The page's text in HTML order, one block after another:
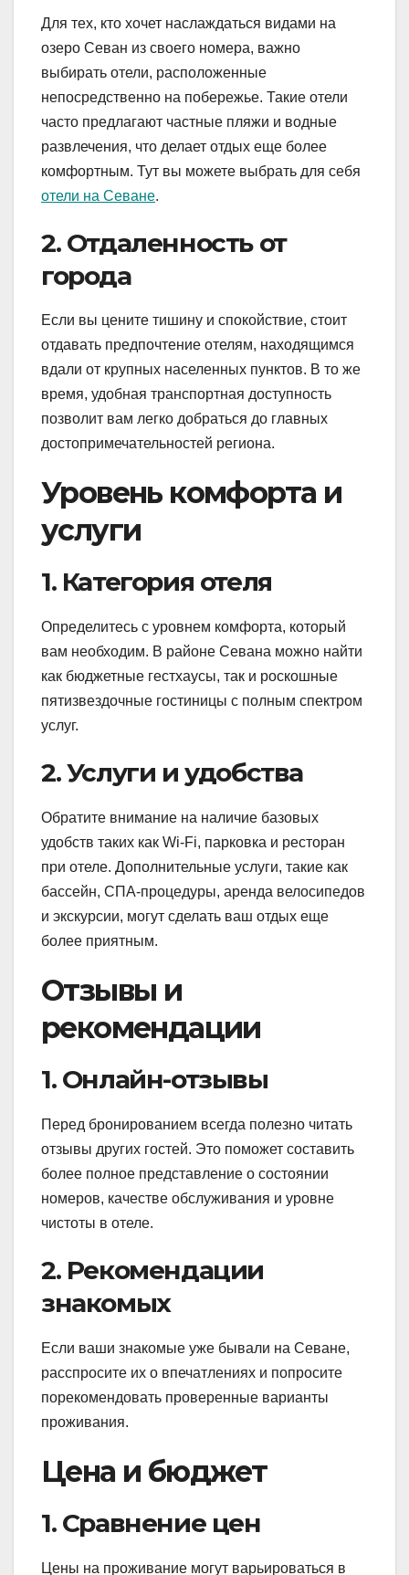
Для тех, кто хочет наслаждаться видами на
озеро Севан из своего номера, важно
выбирать отели, расположенные
непосредственно на побережье. Такие отели
часто предлагают частные пляжи и водные
развлечения, что делает отдых еще более
комфортным. Тут вы можете выбрать для себя
отели на Севане.
2. Отдаленность от
города
Если вы цените тишину и спокойствие, стоит
отдавать предпочтение отелям, находящимся
вдали от крупных населенных пунктов. В то же
время, удобная транспортная доступность
позволит вам легко добраться до главных
достопримечательностей региона.
Уровень комфорта и
услуги
1. Категория отеля
Определитесь с уровнем комфорта, который
вам необходим. В районе Севана можно найти
как бюджетные гестхаусы, так и роскошные
пятизвездочные гостиницы с полным спектром
услуг.
2. Услуги и удобства
Обратите внимание на наличие базовых
удобств таких как Wi-Fi, парковка и ресторан
при отеле. Дополнительные услуги, такие как
бассейн, СПА-процедуры, аренда велосипедов
и экскурсии, могут сделать ваш отдых еще
более приятным.
Отзывы и
рекомендации
1. Онлайн-отзывы
Перед бронированием всегда полезно читать
отзывы других гостей. Это поможет составить
более полное представление о состоянии
номеров, качестве обслуживания и уровне
чистоты в отеле.
2. Рекомендации
знакомых
Если ваши знакомые уже бывали на Севане,
расспросите их о впечатлениях и попросите
порекомендовать проверенные варианты
проживания.
Цена и бюджет
1. Сравнение цен
Цены на проживание могут варьироваться в